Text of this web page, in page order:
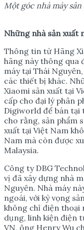
Một góc nhà máy
Những nhà sản xuất
Thông tin từ Hãng
hãng này thông qua
máy tại Thái
các thiết bị khác.
Xiaomi sản xuất tại
cấp cho đại lý phân
Digiworld để bán
cho rằng, sản phẩm
xuất tại Việt Nam
Nam mà còn được
Malaysia.
Công ty DBG
vị đã xây dựng nhà
Nguyên. Nhà máy
ngoái, với kỳ vọng
không chỉ điện thoại
dụng, linh kiện điện
VN, ông Henry Wu